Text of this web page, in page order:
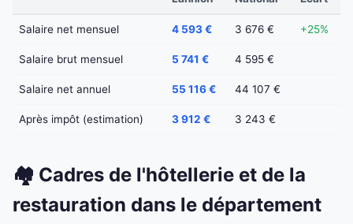
Salaire net mensuel 4 593 € 3 676 € +25%
Salaire brut mensuel 5 741 € 4 595 €
Salaire net annuel 55 116 € 44 107 €
Après impôt (estimation) 3 912 € 3 243 €
🏘️ Cadres de l'hôtellerie et de la
restauration dans le département